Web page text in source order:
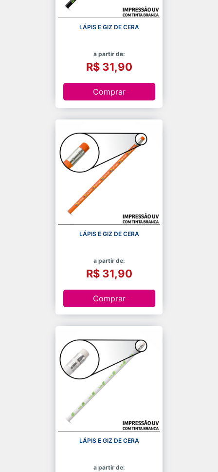
LÁPIS E GIZ DE CERA
a partir de:
R$ 31,90
Comprar
LÁPIS E GIZ DE CERA
a partir de:
R$ 31,90
Comprar
LÁPIS E GIZ DE CERA
a partir de: